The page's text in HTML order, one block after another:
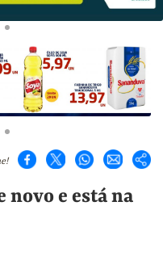
novo e está na